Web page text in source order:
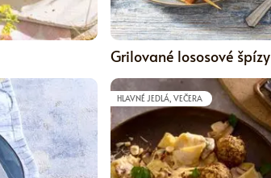
5
Grilované lososové špízy
HLAVNÉ JEDLÁ, VEČERA